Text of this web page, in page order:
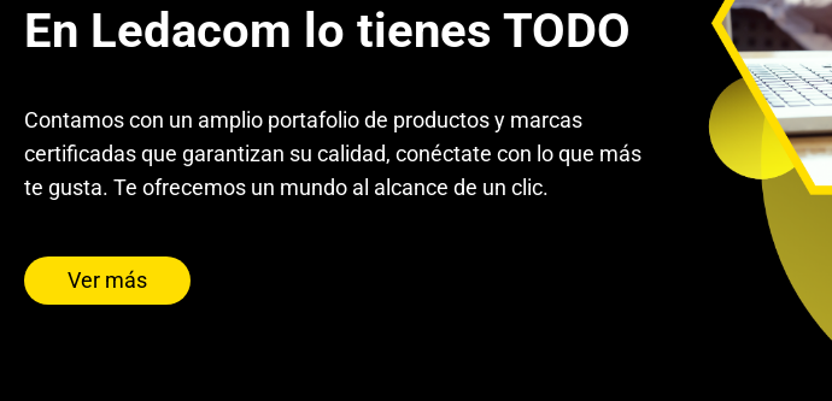
En Ledacom lo tienes TODO
Contamos con un amplio portafolio de productos y marcas
certificadas que garantizan su calidad, conéctate con lo que más
te gusta. Te ofrecemos un mundo al alcance de un clic.
Ver más